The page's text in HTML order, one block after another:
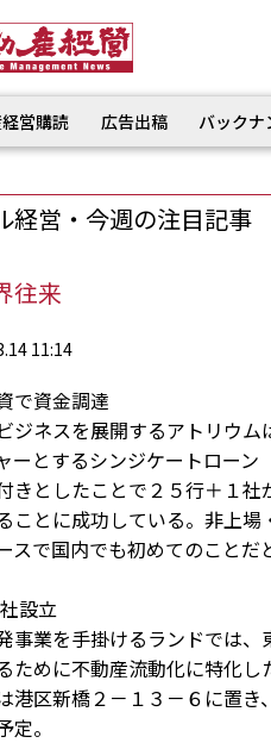
営購読 広告出稿 バック
経営・今週の注目記事
往来
11:14
で資金調達
ジネスを展開するアトリウ
ーとするシンジケートロー
きとしたことで２５行＋１
ことに成功している。非上
スで国内でも初めてのことだ
設立
事業を手掛けるランドでは
ために不動産流動化に特化
港区新橋２－１３－６に置
定。